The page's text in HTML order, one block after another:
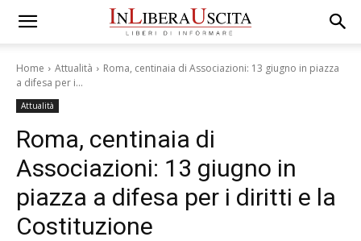
Home Attualità
Roma, centinaia di Associazioni: 13 giugno in piazza
a difesa per i...
Attualità
Roma, centinaia di
Associazioni: 13 giugno in
piazza a difesa per i diritti e la
Costituzione